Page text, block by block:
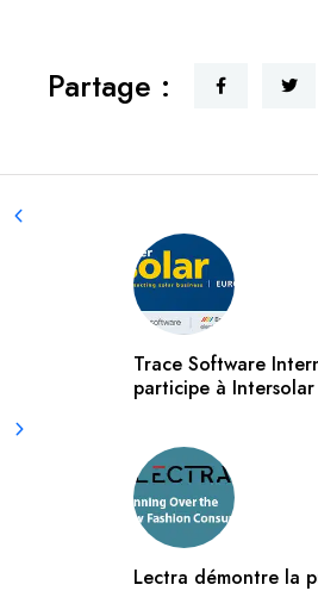
Partage :
Trace Software
participe à
Lectra démontre la